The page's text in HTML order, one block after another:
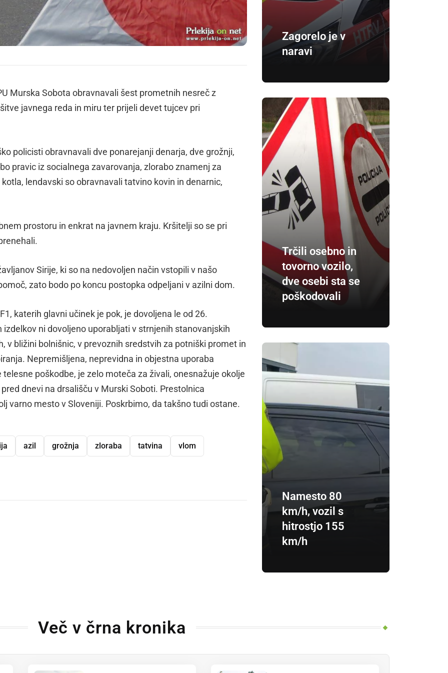
Murska Sobota obravnavali šest prometnih nesreč z
javnega reda in miru ter prijeli devet tujcev pri
policisti obravnavali dve ponarejanji denarja, dve grožnji,
pravic iz socialnega zavarovanja, zlorabo znamenj za
lendavski so obravnavali tatvino kovin in denarnic,
prostoru in enkrat na javnem kraju. Kršitelji so se pri
Sirije, ki so na nedovoljen način vstopili v našo
zato bodo po koncu postopka odpeljani v azilni dom.
katerih glavni učinek je pok, je dovoljena le od 26.
izdelkov ni dovoljeno uporabljati v strnjenih stanovanjskih
v bližini bolnišnic, v prevoznih sredstvih za potniški promet in
Nepremišljena, neprevidna in objestna uporaba
telesne poškodbe, je zelo moteča za živali, onesnažuje okolje
dnevi na drsališču v Murski Soboti. Prestolnica
varno mesto v Sloveniji. Poskrbimo, da takšno tudi ostane.
azil grožnja zloraba tatvina vlom
Zagorelo je v
naravi
Trčili osebno in
tovorno vozilo,
dve osebi sta se
poškodovali
Namesto 80
km/h, vozil s
hitrostjo 155
km/h
Več v črna kronika